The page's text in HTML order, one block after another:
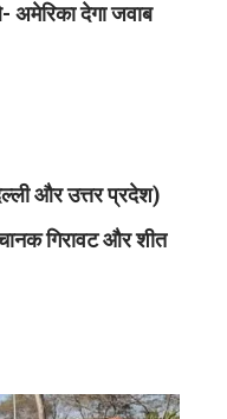
अमेरिका देगा जवाब
और उत्तर प्रदेश)
गिरावट और शीत